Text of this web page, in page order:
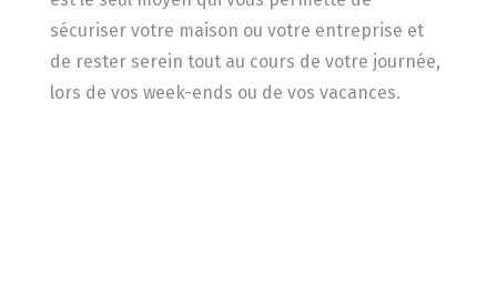
sécuriser votre maison ou votre entreprise et
de rester serein tout au cours de votre journée,
lors de vos week-ends ou de vos vacances.